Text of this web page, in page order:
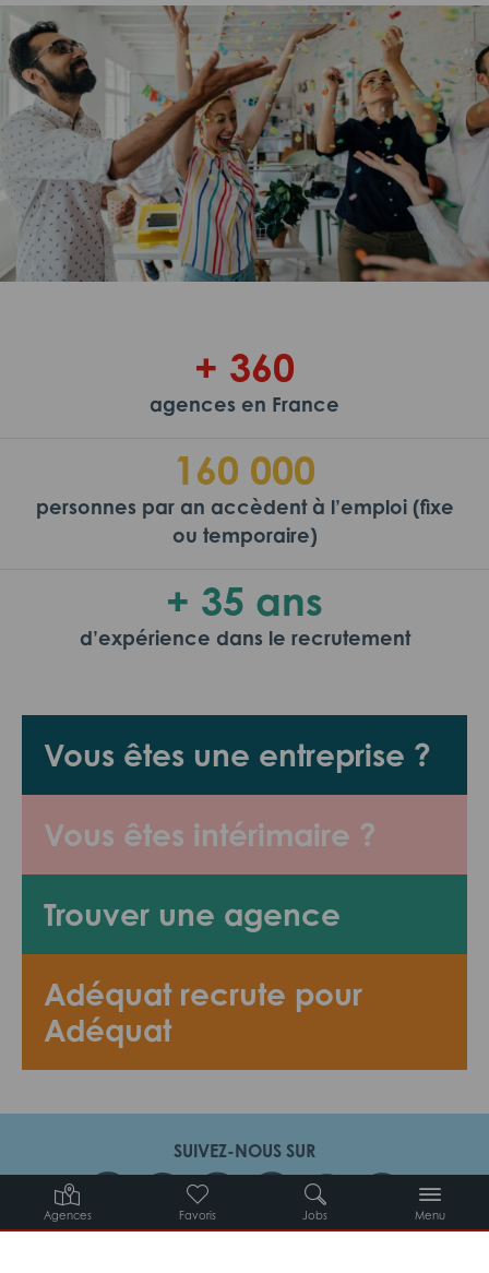
Agences Favoris Jobs Menu
Vous êtes une entreprise ?
Vous êtes intérimaire ?
Trouver une agence
Adéquat recrute pour
Adéquat
+ 360
agences en France
160 000
personnes par an accèdent à l’emploi (fixe
ou temporaire)
+ 35 ans
d’expérience dans le recrutement
SUIVEZ-NOUS SUR